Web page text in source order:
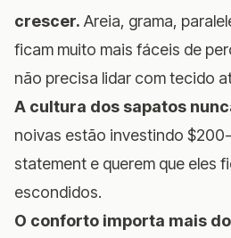
crescer. Areia, grama,
ficam muito mais fáceis de
não precisa lidar com tecido
A cultura dos sapatos
noivas estão investindo
statement e querem que eles
escondidos.
O conforto importa mais